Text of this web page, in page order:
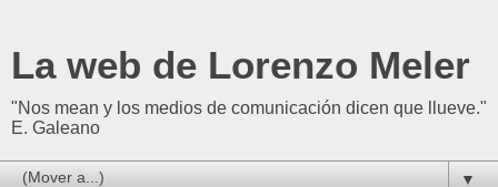
La web de Lorenzo Meler
"Nos mean y los medios de comunicación dicen que llueve."
E. Galeano
▼